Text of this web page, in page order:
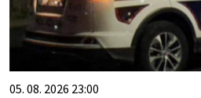
05. 08. 2026 23:00